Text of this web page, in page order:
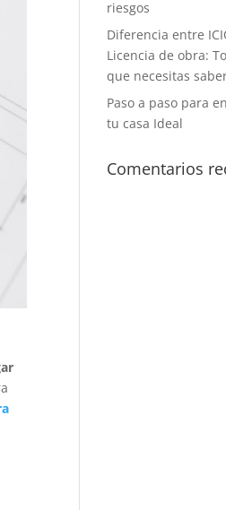
riesgos
Diferencia entre
Licencia de obra:
que necesitas
Paso a paso para
tu casa Ideal
Comentarios